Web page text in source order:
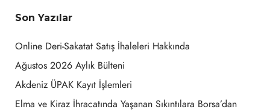
Son Yazılar
Online Deri-Sakatat Satış İhaleleri Hakkında
Ağustos 2026 Aylık Bülteni
Akdeniz ÜPAK Kayıt İşlemleri
Elma ve Kiraz İhracatında Yaşanan Sıkıntılara Borsa’dan